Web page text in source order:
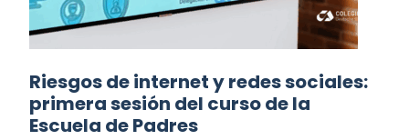
Riesgos de internet y redes sociales:
primera sesión del curso de la
Escuela de Padres